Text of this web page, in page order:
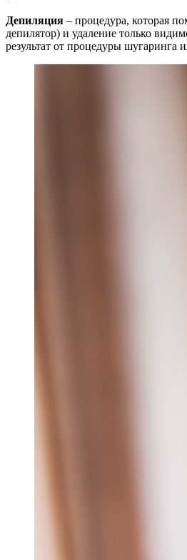
Депиляция – процедура, которая
депилятор) и удаление только
результат от процедуры шугаринга